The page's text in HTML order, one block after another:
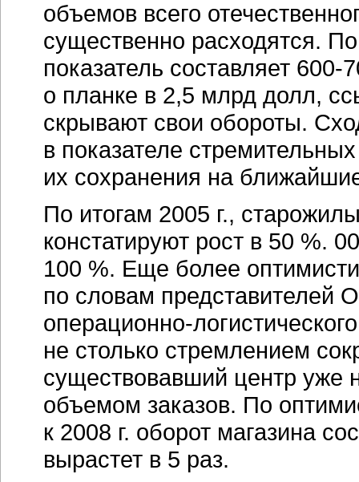
объемов всего
существенно расходятся.
показатель составляет 600-
о планке в 2,5 млрд долл,
скрывают свои обороты.
в показателе
их сохранения на
По итогам 2005 г.,
констатируют рост в 50 %.
100 %. Еще более
по словам представителей
операционно-логистического
не столько стремлением
существовавший центр уже
объемом заказов. По
к 2008 г. оборот магазина
вырастет в 5 раз.